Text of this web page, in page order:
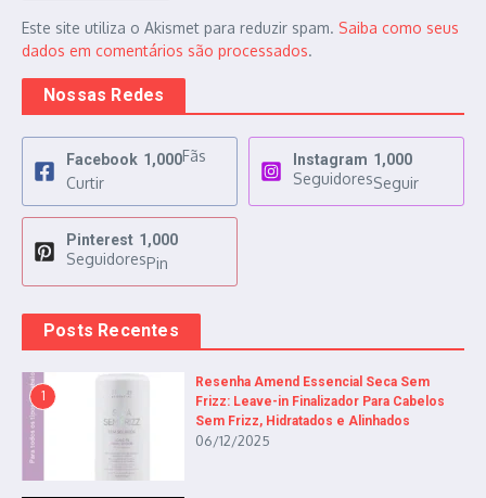
Este site utiliza o Akismet para reduzir spam. Saiba como seus
dados em comentários são processados.
Nossas Redes
Facebook 1,000Fãs
Curtir
Instagram 1,000
SeguidoresSeguir
Pinterest 1,000
SeguidoresPin
Posts Recentes
1
Resenha Amend Essencial Seca Sem
Frizz: Leave-in Finalizador Para Cabelos
Sem Frizz, Hidratados e Alinhados
06/12/2025